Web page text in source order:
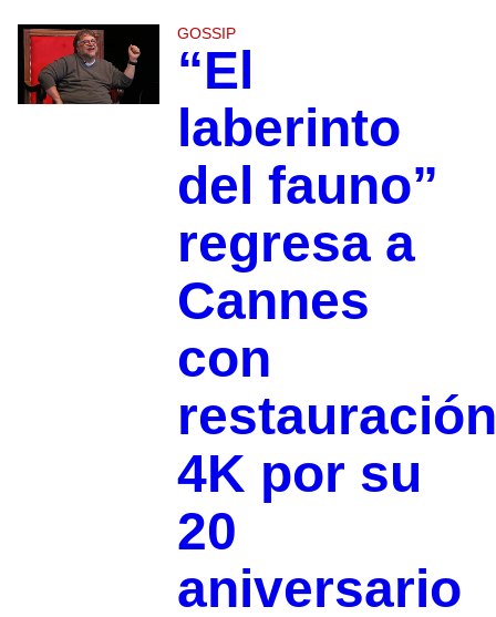
GOSSIP
“El
laberinto
del fauno”
regresa a
Cannes
con
restauración
4K por su
20
aniversario